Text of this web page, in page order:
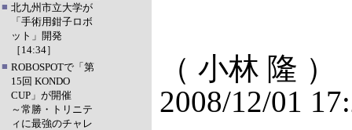
■ 北九州市立大学が
「手術用鉗子ロボ
ット」開発
［14:34］
■ ROBOSPOTで「第
15回 KONDO
CUP」が開催
～常勝・トリニテ
ィに最強のチャレ
（ 小林 隆 ）
2008/12/01